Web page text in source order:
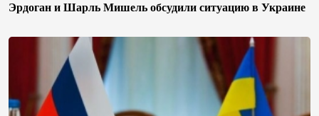
Эрдоган и Шарль Мишель обсудили ситуацию в Украине